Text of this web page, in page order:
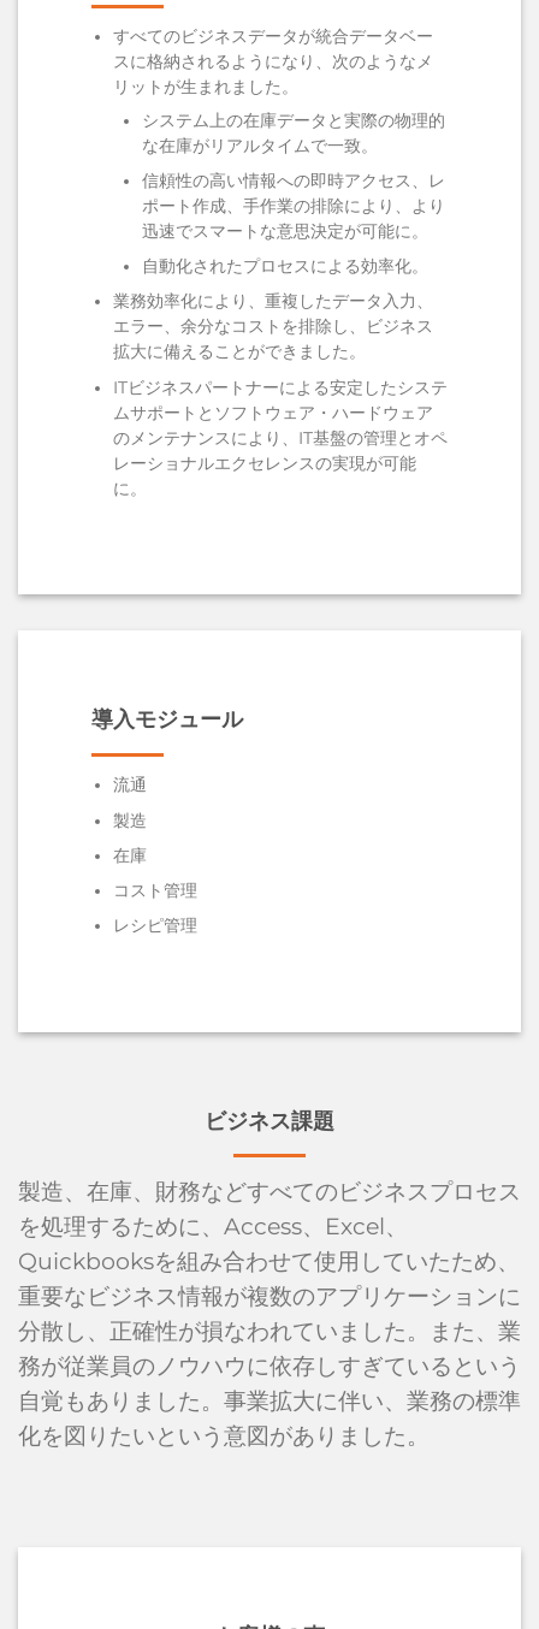
すべてのビジネスデータが統合データベー
スに格納されるようになり、次のようなメ
リットが生まれました。
システム上の在庫データと実際の物理的
な在庫がリアルタイムで一致。
信頼性の高い情報への即時アクセス、レ
ポート作成、手作業の排除により、より
迅速でスマートな意思決定が可能に。
自動化されたプロセスによる効率化。
業務効率化により、重複したデータ入力、
エラー、余分なコストを排除し、ビジネス
拡大に備えることができました。
ITビジネスパートナーによる安定したシステ
ムサポートとソフトウェア・ハードウェア
のメンテナンスにより、IT基盤の管理とオペ
レーショナルエクセレンスの実現が可能
に。
導入モジュール
流通
製造
在庫
コスト管理
レシピ管理
ビジネス課題
製造、在庫、財務などすべてのビジネスプロセス
を処理するために、Access、Excel、
Quickbooksを組み合わせて使用していたため、
重要なビジネス情報が複数のアプリケーションに
分散し、正確性が損なわれていました。また、業
務が従業員のノウハウに依存しすぎているという
自覚もありました。事業拡大に伴い、業務の標準
化を図りたいという意図がありました。